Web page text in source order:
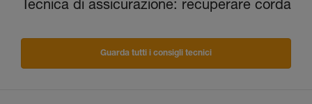
Tecnica di assicurazione: recuperare corda
Guarda tutti i consigli tecnici